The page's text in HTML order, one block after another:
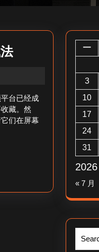
如
载
抖
音
台已经成
藏。然
们在屏幕
一
3
10
17
24
31
« 7 月